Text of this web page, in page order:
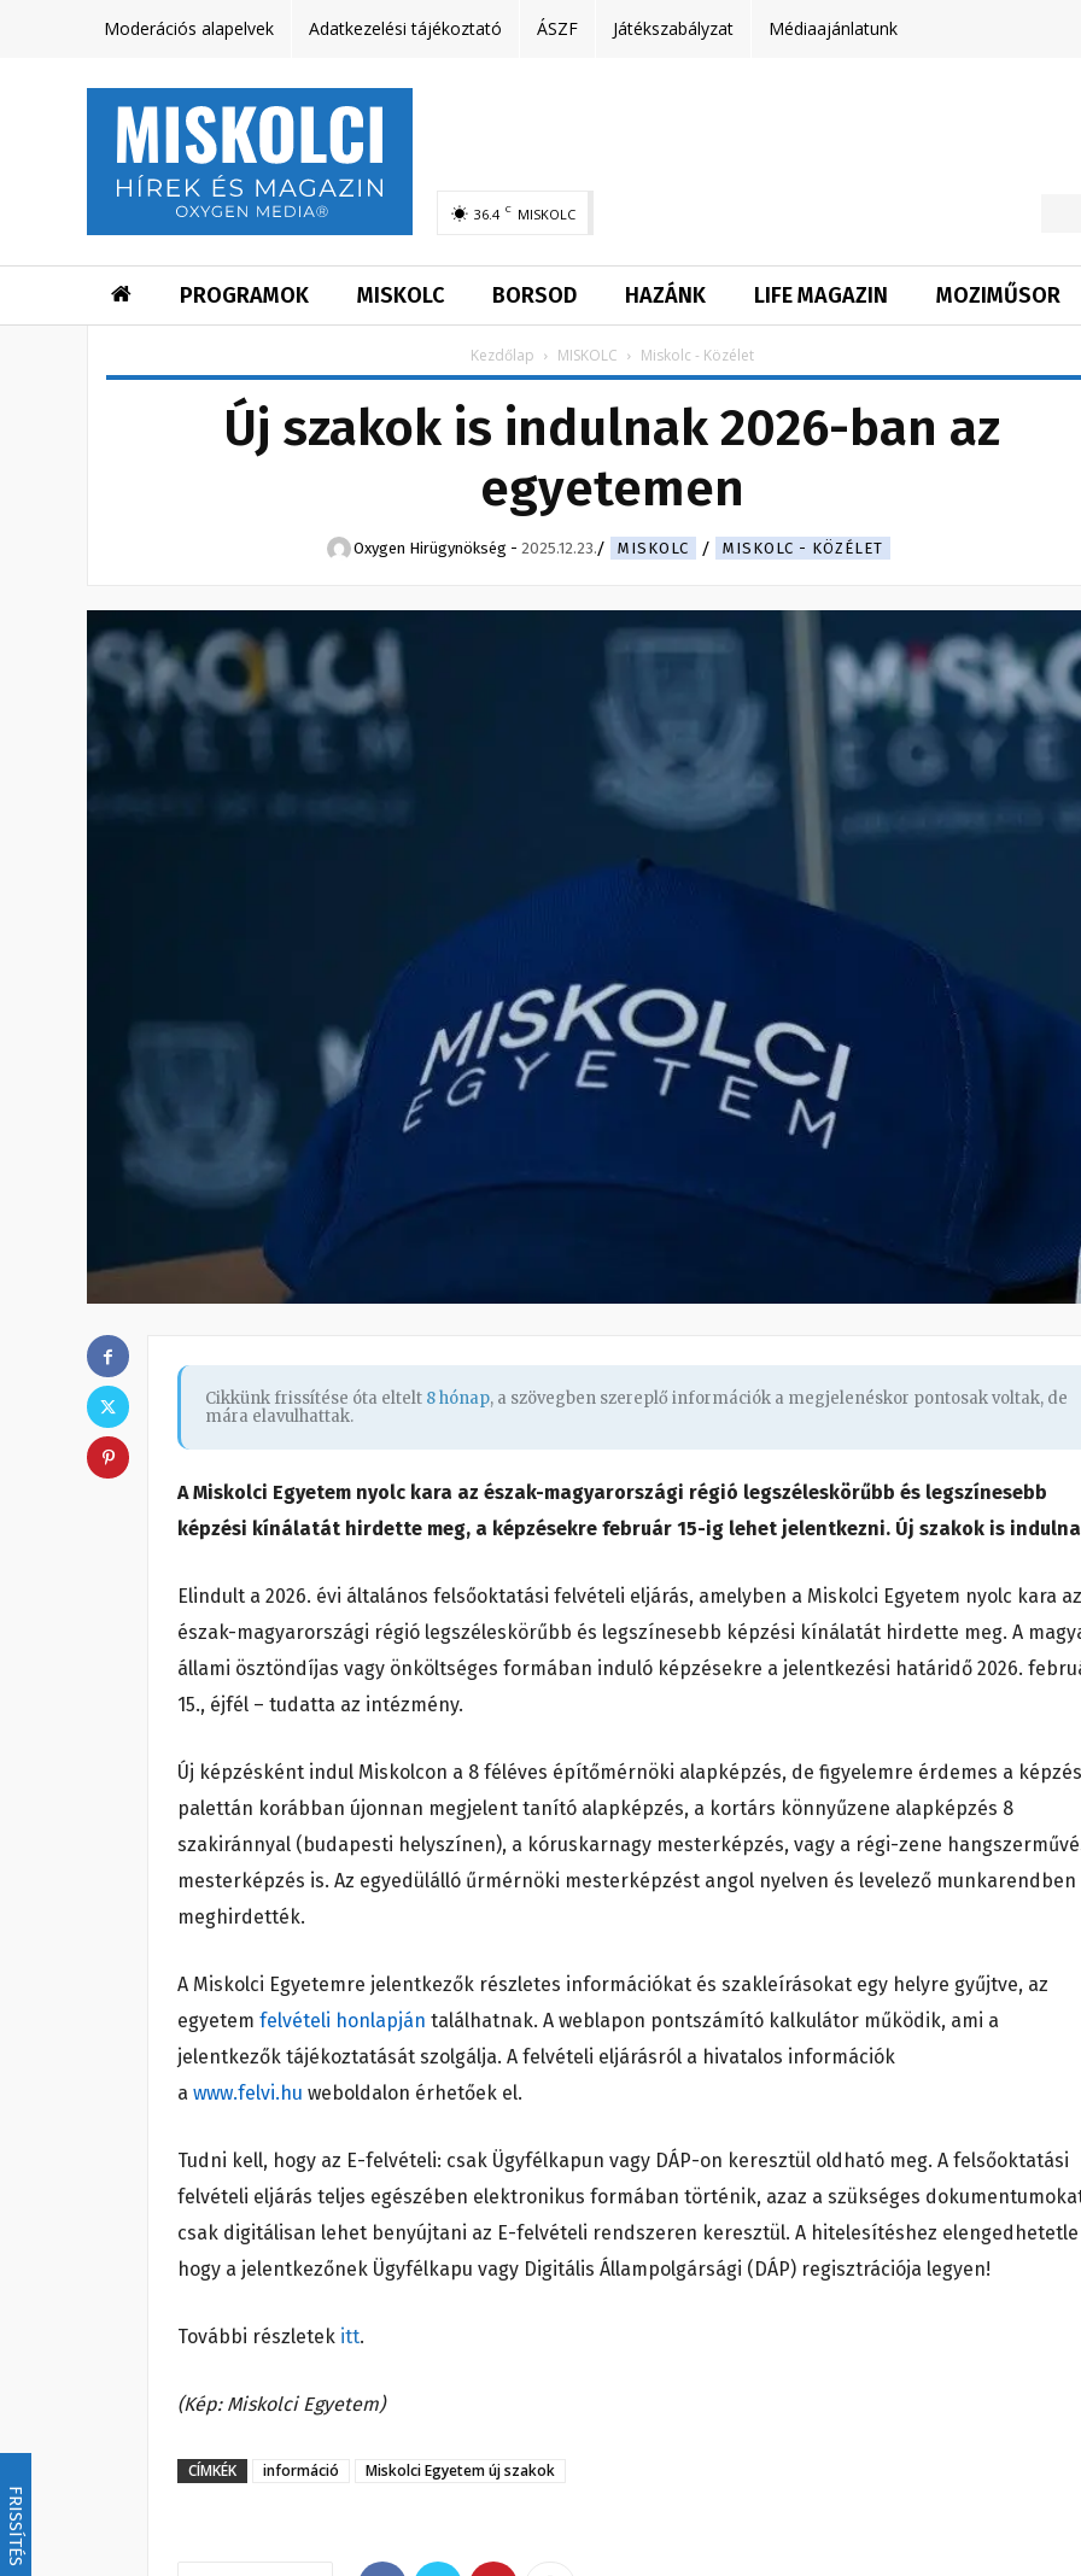
FRISSÍTÉS
Moderációs alapelvek Adatkezelési tájékoztató ÁSZF Játékszabályzat Médiaajánlatunk
36.4 C MISKOLC
PROGRAMOK MISKOLC BORSOD HAZÁNK LIFE MAGAZIN MOZIMŰSOR
Kezdőlap MISKOLC Miskolc - Közélet
Új szakok is indulnak 2026-ban az
egyetemen
Oxygen Hirügynökség - 2025.12.23. MISKOLC MISKOLC - KÖZÉLET
Cikkünk frissítése óta eltelt 8 hónap, a szövegben szereplő információk a megjelenéskor pontosak voltak, de
mára elavulhattak.
A Miskolci Egyetem nyolc kara az észak-magyarországi régió legszéleskörűbb és legszínesebb
képzési kínálatát hirdette meg, a képzésekre február 15-ig lehet jelentkezni. Új szakok is
Elindult a 2026. évi általános felsőoktatási felvételi eljárás, amelyben a Miskolci Egyetem nyolc kara az
észak-magyarországi régió legszéleskörűbb és legszínesebb képzési kínálatát hirdette meg. A
állami ösztöndíjas vagy önköltséges formában induló képzésekre a jelentkezési határidő 2026.
15., éjfél – tudatta az intézmény.
Új képzésként indul Miskolcon a 8 féléves építőmérnöki alapképzés, de figyelemre érdemes a
palettán korábban újonnan megjelent tanító alapképzés, a kortárs könnyűzene alapképzés 8
szakiránnyal (budapesti helyszínen), a kóruskarnagy mesterképzés, vagy a régi-zene
mesterképzés is. Az egyedülálló űrmérnöki mesterképzést angol nyelven és levelező munkarendben
meghirdették.
A Miskolci Egyetemre jelentkezők részletes információkat és szakleírásokat egy helyre gyűjtve, az
egyetem felvételi honlapján találhatnak. A weblapon pontszámító kalkulátor működik, ami a
jelentkezők tájékoztatását szolgálja. A felvételi eljárásról a hivatalos információk
a www.felvi.hu weboldalon érhetőek el.
Tudni kell, hogy az E-felvételi: csak Ügyfélkapun vagy DÁP-on keresztül oldható meg. A felsőoktatási
felvételi eljárás teljes egészében elektronikus formában történik, azaz a szükséges
csak digitálisan lehet benyújtani az E-felvételi rendszeren keresztül. A hitelesítéshez
hogy a jelentkezőnek Ügyfélkapu vagy Digitális Állampolgársági (DÁP) regisztrációja legyen!
További részletek itt.
(Kép: Miskolci Egyetem)
CÍMKÉK információ Miskolci Egyetem új szakok